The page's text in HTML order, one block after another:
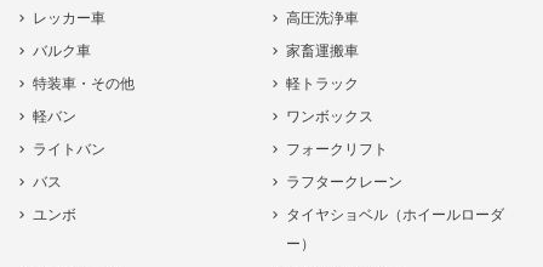
レッカー車
高圧洗浄車
バルク車
家畜運搬車
特装車・その他
軽トラック
軽バン
ワンボックス
ライトバン
フォークリフト
バス
ラフタークレーン
ユンボ
タイヤショベル（ホイールローダ
ー）